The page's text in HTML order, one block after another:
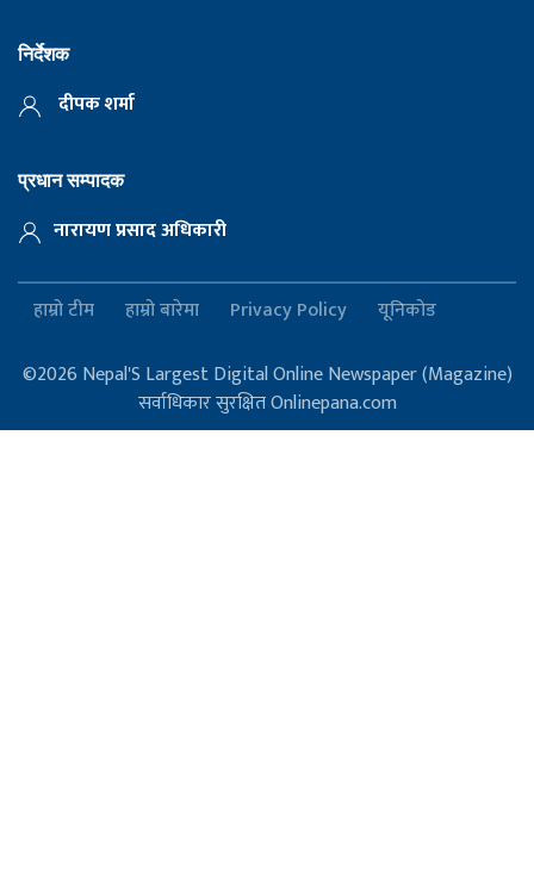
निर्देशक
दीपक शर्मा
प्रधान सम्पादक
नारायण प्रसाद अधिकारी
हाम्रो टीम हाम्रो बारेमा Privacy Policy यूनिकोड
©2026 Nepal'S Largest Digital Online Newspaper (Magazine)
सर्वाधिकार सुरक्षित Onlinepana.com